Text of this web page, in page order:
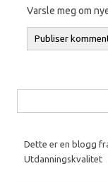
Varsle meg om
etter:
Dette er en blogg
Utdanningskvalitet